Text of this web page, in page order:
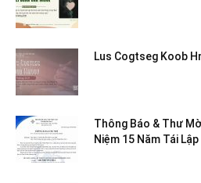
Lus Cogtseg Koob
Thông Báo & Thư
Niệm 15 Năm Tái